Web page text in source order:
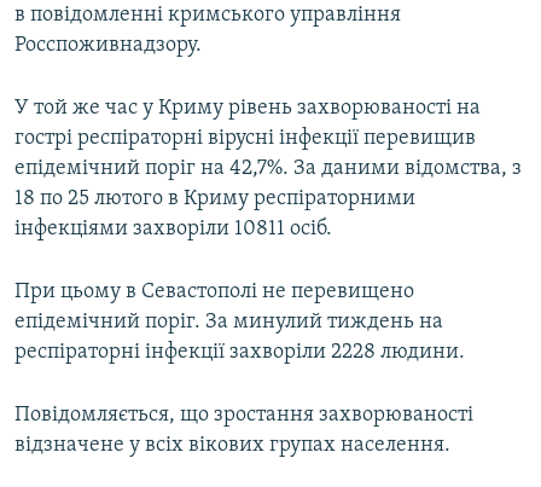
в повідомленні кримського управління
Росспоживнадзору.
У той же час у Криму рівень захворюваності на
гострі респіраторні вірусні інфекції перевищив
епідемічний поріг на 42,7%. За даними відомства, з
18 по 25 лютого в Криму респіраторними
інфекціями захворіли 10811 осіб.
При цьому в Севастополі не перевищено
епідемічний поріг. За минулий тиждень на
респіраторні інфекції захворіли 2228 людини.
Повідомляється, що зростання захворюваності
відзначене у всіх вікових групах населення.